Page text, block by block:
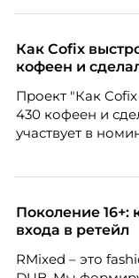
Как Cofix
кофеен и
Проект "Как
430 кофеен и
участвует в
Поколение 16+:
входа в ретейл
RMixed – это